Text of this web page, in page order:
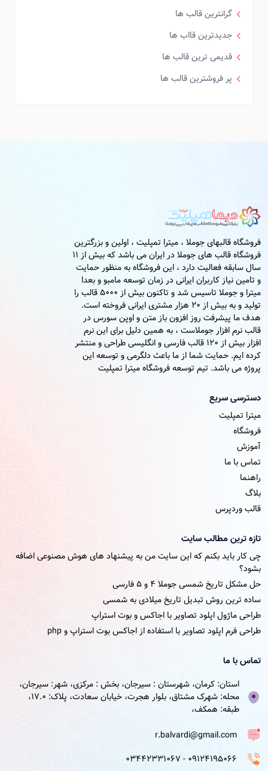
گرانترین قالب ها
جدیدترین قااب ها
قدیمی ترین قالب ها
پر فروشترین قالب ها
فروشگاه قالبهای جوملا ، میترا تمپلیت ، اولین و بزرگترین
فروشگاه قالب های جوملا در ایران می باشد که بیش از 11
سال سابقه فعالیت دارد ، این فروشگاه به منظور حمایت
و تامین نیاز کاربران ایرانی در زمان توسعه مامبو و بعدا
میترا و جوملا تاسیس شد و تاکنون بیش از 5000 قالب را
تولید و به بیش از 20 هزار مشتری ایرانی فروخته است.
هدف ما پیشرفت روز افزون باز متن و اوپن سورس در
قالب نرم افزار جوملاست ، به همین دلیل برای این نرم
افزار بیش از 120 قالب فارسی و انگلیسی طراحی و منتشر
کرده ایم. حمایت شما از ما باعث دلگرمی و توسعه این
پروژه می باشد. تیم توسعه فروشگاه میترا تمپلیت
دسترسی سریع
میترا تمپلیت
فروشگاه
آموزش
تماس با ما
راهنما
بلاگ
قالب وردپرس
تازه ترین مطالب سایت
چی کار باید بکنم که این سایت من به پیشنهاد های هوش مصنوعی اضافه
بشود؟
حل مشکل تاریخ شمسی جوملا ۴ و ۵ فارسی
ساده ترین روش تبدیل تاریخ میلادی به شمسی
طراحی ماژول اپلود تصاویر با اجاکس و بوت استراپ
طراحی فرم اپلود تصاویر با استفاده از اجاکس بوت استراپ و php
تماس با ما
استان: کرمان، شهرستان : سیرجان، بخش : مرکزی، شهر: سیرجان،
محله: شهرک مشتاق، بلوار هجرت، خیابان سعادت، پلاک: 17.0،
طبقه: همکف،